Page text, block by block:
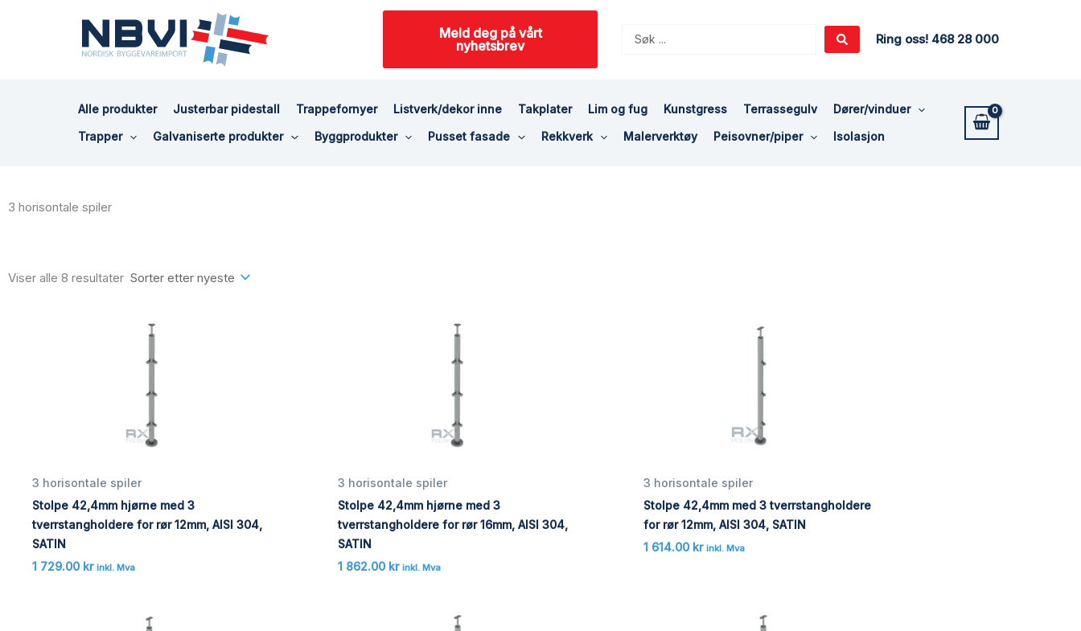
Meld deg på vårt
nyhetsbrev
Search
Ring oss! 468 28 000
Alle produkter Justerbar pidestall Trappefornyer Listverk/dekor inne Takplater Lim og fug Kunstgress Terrassegulv
Dører/vinduer
Trapper
Galvaniserte produkter Byggprodukter Pusset fasade Rekkverk Malerverktøy Peisovner/piper Isolasjon
3 horisontale spiler
Viser alle 8 resultater
3 horisontale spiler
Stolpe 42,4mm hjørne med 3
tverrstangholdere for rør 12mm, AISI 304,
SATIN
1 729.00 kr inkl. Mva
3 horisontale spiler
Stolpe 42,4mm hjørne med 3
tverrstangholdere for rør 16mm, AISI 304,
SATIN
1 862.00 kr inkl. Mva
3 horisontale spiler
Stolpe 42,4mm med 3 tverrstangholdere
for rør 12mm, AISI 304, SATIN
1 614.00 kr inkl. Mva